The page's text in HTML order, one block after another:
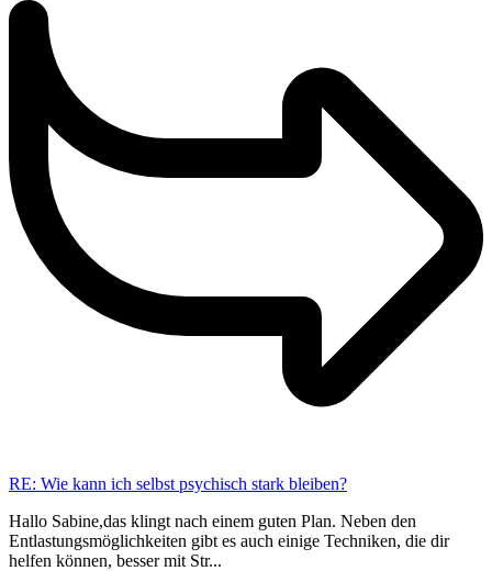
RE: Wie kann ich selbst psychisch stark bleiben?
Hallo Sabine,das klingt nach einem guten Plan. Neben den
Entlastungsmöglichkeiten gibt es auch einige Techniken, die dir
helfen können, besser mit Str...